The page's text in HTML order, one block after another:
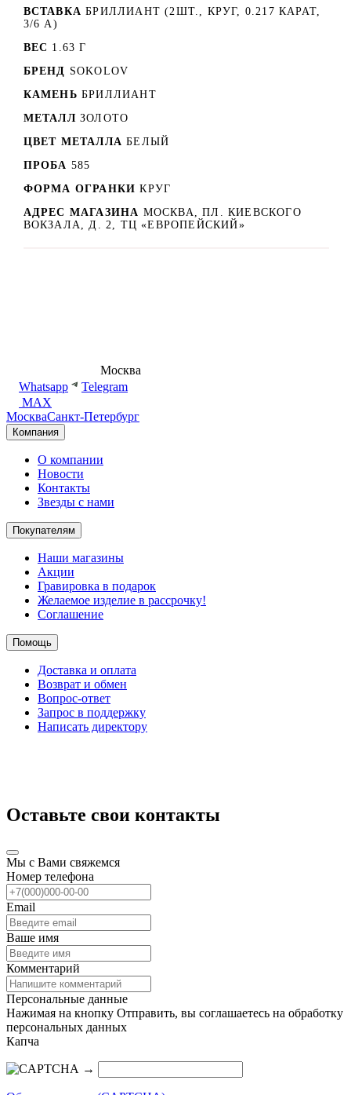
ВСТАВКА БРИЛЛИАНТ (2ШТ., КРУГ, 0.217 КАРАТ,
3/6 А)
ВЕС 1.63 Г
БРЕНД SOKOLOV
КАМЕНЬ БРИЛЛИАНТ
МЕТАЛЛ ЗОЛОТО
ЦВЕТ МЕТАЛЛА БЕЛЫЙ
ПРОБА 585
ФОРМА ОГРАНКИ КРУГ
АДРЕС МАГАЗИНА МОСКВА, ПЛ. КИЕВСКОГО
ВОКЗАЛА, Д. 2, ТЦ «ЕВРОПЕЙСКИЙ»
Москва
Whatsapp
Telegram
MAX
МоскваСанкт-Петербург
Компания
О компании
Новости
Контакты
Звезды с нами
Покупателям
Наши магазины
Акции
Гравировка в подарок
Желаемое изделие в рассрочку!
Соглашение
Помощь
Доставка и оплата
Возврат и обмен
Вопрос-ответ
Запрос в поддержку
Написать директору
Оставьте свои контакты
Мы с Вами свяжемся
Номер телефона
Email
Ваше имя
Комментарий
Персональные данные
Нажимая на кнопку Отправить, вы соглашаетесь на обработку
персональных данных
Капча
→